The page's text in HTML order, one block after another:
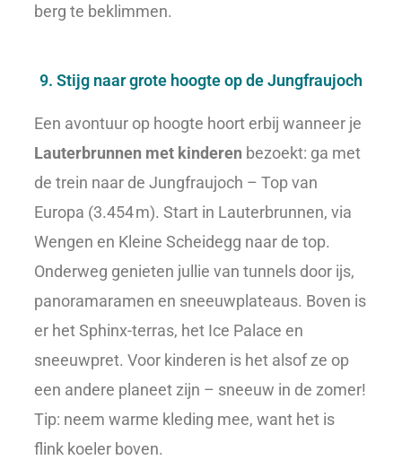
berg te beklimmen.
9. Stijg naar grote hoogte op de Jungfraujoch
Een avontuur op hoogte hoort erbij wanneer je
Lauterbrunnen met kinderen bezoekt: ga met
de trein naar de Jungfraujoch – Top van
Europa (3.454 m). Start in Lauterbrunnen, via
Wengen en Kleine Scheidegg naar de top.
Onderweg genieten jullie van tunnels door ijs,
panoramaramen en sneeuwplateaus. Boven is
er het Sphinx-terras, het Ice Palace en
sneeuwpret. Voor kinderen is het alsof ze op
een andere planeet zijn – sneeuw in de zomer!
Tip: neem warme kleding mee, want het is
flink koeler boven.